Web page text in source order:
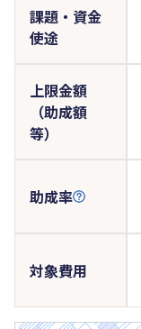
課題・資金
使途
上限金額
（助成額
等）
助成率
対象費用